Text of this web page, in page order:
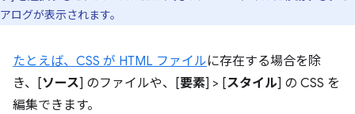
アログが表示されます。
たとえば、CSS が HTML ファイルに存在する場合を除
き、[ソース] のファイルや、[要素] > [スタイル] の CSS を
編集できます。